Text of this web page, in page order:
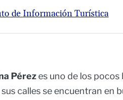
de Información Turística
Pérezes uno de los pocos
calles se encuentran en